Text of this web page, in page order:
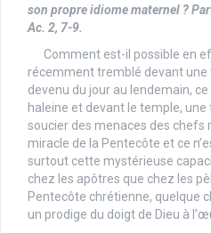
son propre idiome maternel ?
Ac. 2, 7-9.
Comment est-il possible en
récemment tremblé devant
devenu du jour au lendemain,
haleine et devant le temple,
soucier des menaces des chefs
miracle de la Pentecôte et ce
surtout cette mystérieuse
chez les apôtres que chez les
Pentecôte chrétienne, quelque
un prodige du doigt de Dieu à